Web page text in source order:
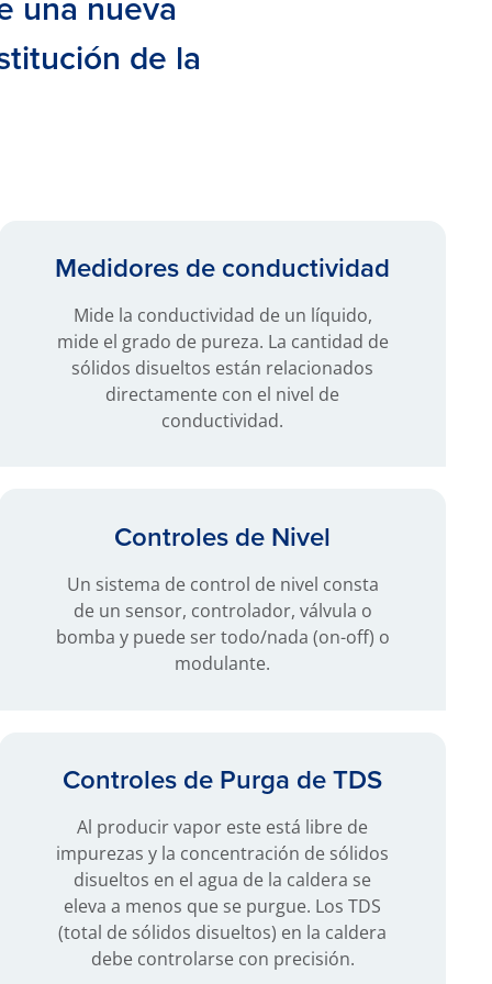
de la
Medidores de conductividad
Mide la conductividad de un líquido,
mide el grado de pureza. La cantidad de
sólidos disueltos están relacionados
directamente con el nivel de
conductividad.
Controles de Nivel
Un sistema de control de nivel consta
de un sensor, controlador, válvula o
bomba y puede ser todo/nada (on-off) o
modulante.
Controles de Purga de TDS
Al producir vapor este está libre de
impurezas y la concentración de sólidos
disueltos en el agua de la caldera se
eleva a menos que se purgue. Los TDS
(total de sólidos disueltos) en la caldera
debe controlarse con precisión.